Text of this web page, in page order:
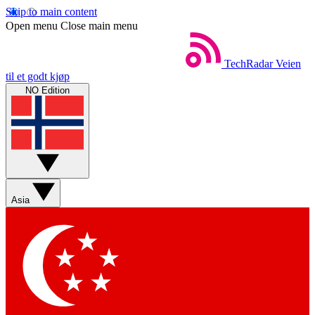
Skip to main content
Open menu Close main menu
TechRadar Veien
til et godt kjøp
NO Edition
Asia